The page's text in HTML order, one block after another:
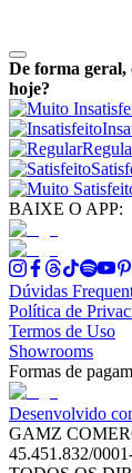
De forma geral,
hoje?
BAIXE O APP:
Dúvidas
Política de
Termos de Uso
Showrooms
Formas de
Desenvolvido
GAMZ
45.451.832/